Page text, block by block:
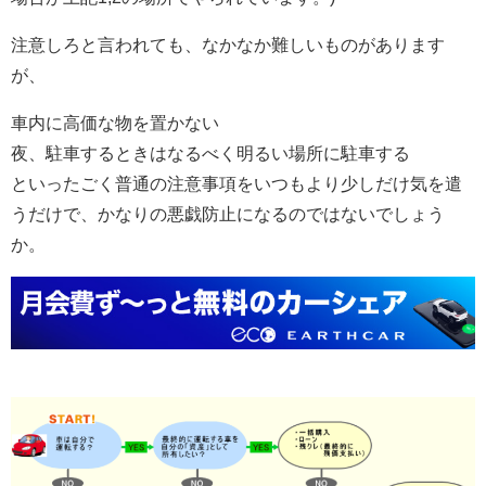
注意しろと言われても、なかなか難しいものがあります
が、
車内に高価な物を置かない
夜、駐車するときはなるべく明るい場所に駐車する
といったごく普通の注意事項をいつもより少しだけ気を遣
うだけで、かなりの悪戯防止になるのではないでしょう
か。